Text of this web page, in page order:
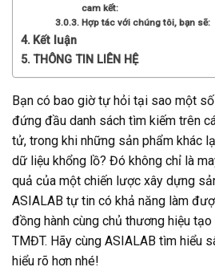
cam kết:
Hợp tác với chúng tôi, bạn sẽ:
Kết luận
THÔNG TIN LIÊN HỆ
Bạn có bao giờ tự hỏi tại sao một
đứng đầu danh sách tìm kiếm trên
tử, trong khi những sản phẩm khác
dữ liệu khổng lồ? Đó không chỉ là
quả của một chiến lược xây dựng
ASIALAB tự tin có khả năng làm
đồng hành cùng chủ thương hiệu
TMĐT. Hãy cùng ASIALAB tìm hiểu
hiểu rõ hơn nhé!